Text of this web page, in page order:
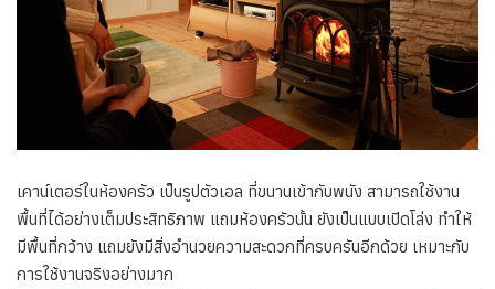
เคาน์เตอร์ในห้องครัว เป็นรูปตัวเอล ที่ขนานเข้ากับพนัง สามารถใช้งาน
พื้นที่ได้อย่างเต็มประสิทธิภาพ แถมห้องครัวนั้น ยังเป็นแบบเปิดโล่ง ทำให้
มีพื้นที่กว้าง แถมยังมีสิ่งอำนวยความสะดวกที่ครบครันอีกด้วย เหมาะกับ
การใช้งานจริงอย่างมาก